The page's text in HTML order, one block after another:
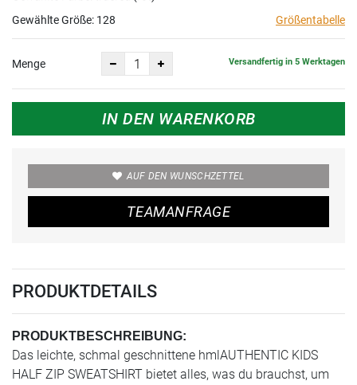
Gewählte Größe: 128 Größentabelle
Menge Versandfertig in 5 Werktagen
IN DEN WARENKORB
AUF DEN WUNSCHZETTEL
TEAMANFRAGE
PRODUKTDETAILS
PRODUKTBESCHREIBUNG:
Das leichte, schmal geschnittene hmlAUTHENTIC KIDS
HALF ZIP SWEATSHIRT bietet alles, was du brauchst, um